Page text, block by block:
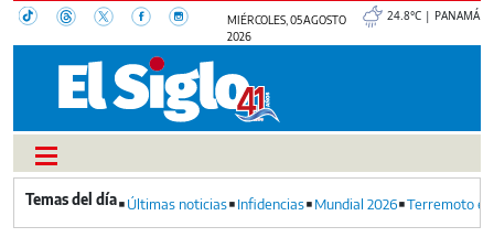
MIÉRCOLES, 05 AGOSTO
2026
24.8°C | PANAMÁ
Últimas noticias Infidencias Mundial 2026 Terremoto